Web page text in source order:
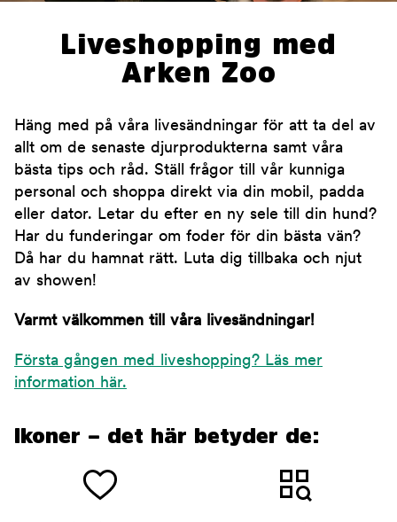
Liveshopping med
Arken Zoo
Häng med på våra livesändningar för att ta del av
allt om de senaste djurprodukterna samt våra
bästa tips och råd. Ställ frågor till vår kunniga
personal och shoppa direkt via din mobil, padda
eller dator. Letar du efter en ny sele till din hund?
Har du funderingar om foder för din bästa vän?
Då har du hamnat rätt. Luta dig tillbaka och njut
av showen!
Varmt välkommen till våra livesändningar!
Första gången med liveshopping? Läs mer
information här.
Ikoner – det här betyder de: